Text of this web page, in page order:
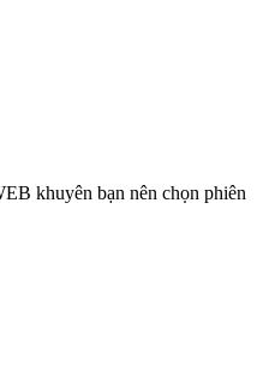
khuyên bạn nên chọn phiên